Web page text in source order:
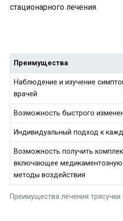
стационарного лечения.
Преимущества лечения трясучки
Преимущества
Наблюдение и изучение
врачей
Возможность быстрого
Индивидуальный подход к
Возможность получить
включающее медикаментозную
методы воздействия